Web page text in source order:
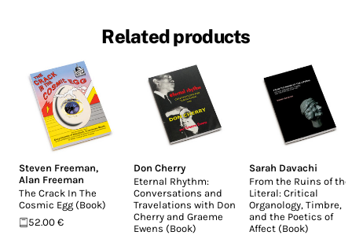
Related products
Steven Freeman,
Alan Freeman
The Crack In The
Cosmic Egg (Book)
52.00 €
Don Cherry
Eternal Rhythm:
Conversations and
Travelations with Don
Cherry and Graeme
Ewens (Book)
Sarah Davachi
From the Ruins of the
Literal: Critical
Organology, Timbre,
and the Poetics of
Affect (Book)